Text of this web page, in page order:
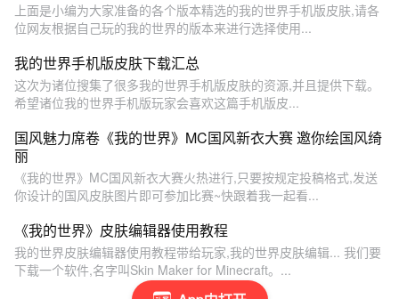
上面是小编为大家准备的各个版本精选的我的世界手机版皮肤,请各
位网友根据自己玩的我的世界的版本来进行选择使用...
我的世界手机版皮肤下载汇总
这次为诸位搜集了很多我的世界手机版皮肤的资源,并且提供下载。
希望诸位我的世界手机版玩家会喜欢这篇手机版皮...
国风魅力席卷《我的世界》MC国风新衣大赛 邀你绘国风绮
丽
《我的世界》MC国风新衣大赛火热进行,只要按规定投稿格式,发送
你设计的国风皮肤图片即可参加比赛~快跟着我一起看...
《我的世界》皮肤编辑器使用教程
我的世界皮肤编辑器使用教程带给玩家,我的世界皮肤编辑... 我们要
下载一个软件,名字叫Skin Maker for Minecraft。...